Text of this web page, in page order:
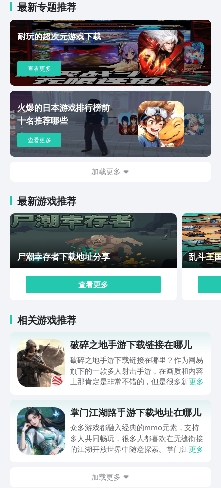
亨，完整的修行过程，其次更引人注目的那就是风之挂机
的玩法，在离线时依旧可以帮助大家自动获取大量的资
源，还可以自动完成修炼的人物，就算在离线时，其中的
人物角色也可以持续全面提升自己的个人修为，甚至还有
庞大的故事剧情网络全部呈现出来，每次的选择都会塑造
出不同的游戏结局。在玩法方面更是拥有极高的自由度，
就比如从层次分明的成长路径中，大家可以任意挑选，包
括有符修或者是剑修等等。在每一条不同的修行路径当
中，都有专属的技能书或者是剧情线，大家可通过逐渐练
习上古秘境或者是练习五行神兵等多种方式，就能让自己
突破境界的桎梏，同时还可以自行加入到不同的仙门中，
参与到跨服争霸战中。凡人修仙路手游下载他的地址小编
已经推送出来，虽然目前没有办法让所有玩家亲自来体
验，但是所有的游戏动态全部在链接中展现，而且还设计
出了因果轮回的机制，大家可以在丰富多样化的故事剧情
中正确挑选。此游戏从整体的细节上来看，更注重的就是
最新专题推荐
耐玩的超次元游戏下载
查看更多
火爆的日本游戏排行榜前
十名推荐哪些
查看更多
加载更多
最新游戏推荐
尸潮幸存者下载地址分享
查看更多
乱斗王
相关游戏推荐
破碎之地手游下载链接在哪儿
破碎之地手游下载链接在哪里？作为网易
旗下的一款多人射击手游，在画质和内容
上那肯定是非常不错的，但是很多新手宝
款手游。所以，小编今天就给大家带来了
破碎之地手游最新的下载地址，想体验的
小伙伴们可以直接点击下方链接进行下载
哦！
更多
掌门江湖路手游下载地址在哪儿
众多游戏都融入经典的mmo元素，支持
多人共同畅玩，很多人都喜欢在无缝衔接
的江湖开放世界中随意探索。掌门江湖路
戏之前上线了，但是因为各种各样的原因
更多
加载更多